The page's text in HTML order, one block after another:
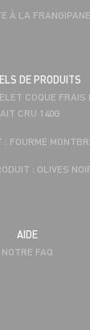
À LA FRANGIPANE
DE PRODUITS
COQUE FRAIS
CRU 140G
FOURME
: OLIVES
AIDE
NOTRE FAQ